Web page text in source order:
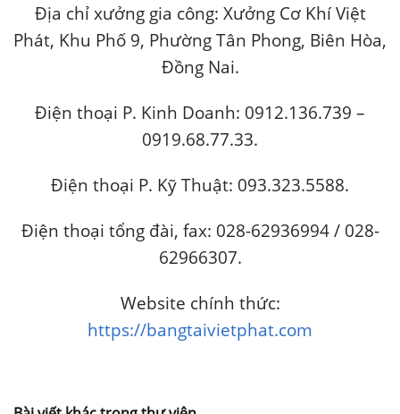
Địa chỉ xưởng gia công: Xưởng Cơ Khí Việt
Phát, Khu Phố 9, Phường Tân Phong, Biên Hòa,
Đồng Nai.
Điện thoại P. Kinh Doanh: 0912.136.739 –
0919.68.77.33.
Điện thoại P. Kỹ Thuật: 093.323.5588.
Điện thoại tổng đài, fax: 028-62936994 / 028-
62966307.
Website chính thức:
https://bangtaivietphat.com